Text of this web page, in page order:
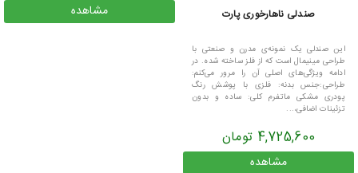
صندلی ناهارخوری پارت
این صندلی یک نمونه‌ی مدرن و صنعتی با
طراحی مینیمال است که از فلز ساخته شده. در
ادامه ویژگی‌های اصلی آن را مرور می‌کنم:
طراحی:جنس بدنه: فلزی با پوشش رنگ
پودری مشکی ماتفرم کلی: ساده و بدون
تزئینات اضافی،...
4,725,600 تومان
مشاهده
مشاهده